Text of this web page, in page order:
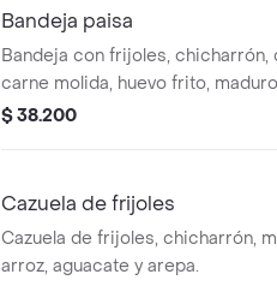
Bandeja paisa
Bandeja con frijoles, chicharrón,
carne molida, huevo frito,
aguacate y arepa.
$ 38.200
Cazuela de frijoles
Cazuela de frijoles, chicharrón,
arroz, aguacate y arepa.